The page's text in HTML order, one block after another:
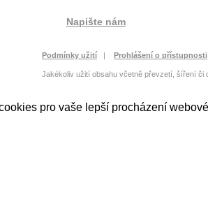
Napište nám
Podmínky užití | Prohlášení o přístupnosti
Jakékoliv užití obsahu včetně převzetí, šíření či
pro vaše lepší procházení